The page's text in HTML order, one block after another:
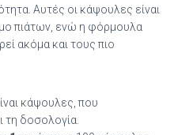
Αυτές οι κάψουλες είναι
πιάτων, ενώ η φόρμουλα
ακόμα και τους πιο
κάψουλες, που
τη δοσολογία.